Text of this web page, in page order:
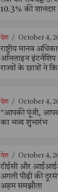
10.3% की शानदार
देश / October 4,
राष्ट्रीय मानव
ऑनलाइन इंटर्नशिप
राज्यों के छात्रों ने
देश / October 4,
"आपकी पूंजी,
का भव्य शुभारंभ
देश / October 4,
टीईसी और
अगली पीढ़ी की
अहम समझौता